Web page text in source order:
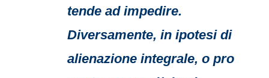
tende ad impedire.
Diversamente, in ipotesi di
alienazione integrale, o pro